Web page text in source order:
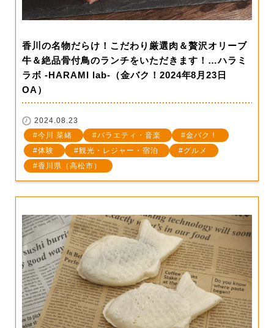
香川の名物だらけ！こだわり厳選肉＆贅沢オリーブ
牛＆絶品骨付鳥のランチをいただきます！…ハラミ
ラボ -HARAMI lab-（金バク！2024年8月23日
OA）
2024.08.23
今川 菜緒
バラエティ・音楽
金バク！
体験
観光・レジャー・宿泊
グルメ
香川県（高松市）